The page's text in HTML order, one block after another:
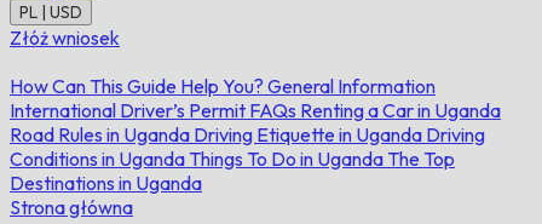
PL | USD
Złóż wniosek
How Can This Guide Help You? General Information
International Driver’s Permit FAQs Renting a Car in Uganda
Road Rules in Uganda Driving Etiquette in Uganda Driving
Conditions in Uganda Things To Do in Uganda The Top
Destinations in Uganda
Strona główna